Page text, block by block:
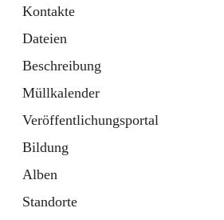
Kontakte
Dateien
Beschreibung
Müllkalender
Veröffentlichungsportal
Bildung
Alben
Standorte
1 Schnellzugriff